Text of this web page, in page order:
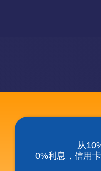
从
0%利息，信用